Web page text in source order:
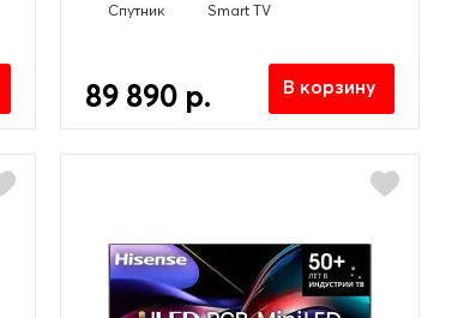
Спутник Smart TV
89 890 р. В корзину